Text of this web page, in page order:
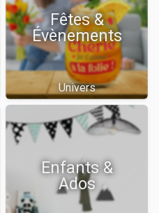
Fêtes &
Évènements
Univers
Enfants &
Ados